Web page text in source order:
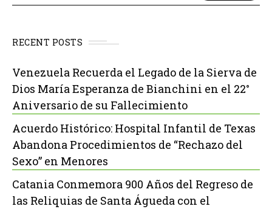
RECENT POSTS
Venezuela Recuerda el Legado de la Sierva de
Dios María Esperanza de Bianchini en el 22°
Aniversario de su Fallecimiento
Acuerdo Histórico: Hospital Infantil de Texas
Abandona Procedimientos de “Rechazo del
Sexo” en Menores
Catania Conmemora 900 Años del Regreso de
las Reliquias de Santa Águeda con el